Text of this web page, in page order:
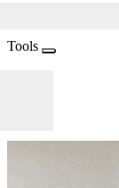
Tools